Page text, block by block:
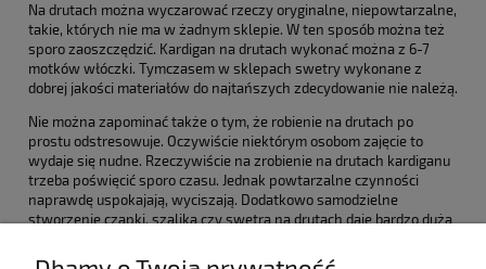
Na drutach można wyczarować rzeczy oryginalne, niepowtarzalne,
takie, których nie ma w żadnym sklepie. W ten sposób można też
sporo zaoszczędzić. Kardigan na drutach wykonać można z 6-7
motków włóczki. Tymczasem w sklepach swetry wykonane z
dobrej jakości materiałów do najtańszych zdecydowanie nie należą.
Nie można zapominać także o tym, że robienie na drutach po
prostu odstresowuje. Oczywiście niektórym osobom zajęcie to
wydaje się nudne. Rzeczywiście na zrobienie na drutach kardiganu
trzeba poświęcić sporo czasu. Jednak powtarzalne czynności
naprawdę uspokajają, wyciszają. Dodatkowo samodzielne
stworzenie czapki, szalika czy swetra na drutach daje bardzo dużą